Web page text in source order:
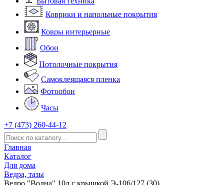
Коврики и напольные покрытия
Ковры интерьерные
Обои
Потолочные покрытия
Самоклеящаяся пленка
Фотообои
Часы
+7 (473) 260-44-12
Главная
Каталог
Для дома
Ведра, тазы
Ведро "Волна" 10л с крышкой Э-106/127 (30)